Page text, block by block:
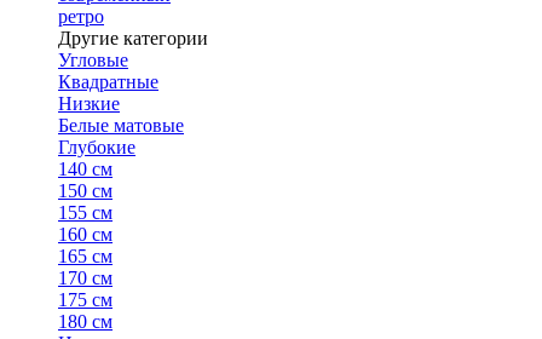
ретро
Другие категории
Угловые
Квадратные
Низкие
Белые матовые
Глубокие
140 см
150 см
155 см
160 см
165 см
170 см
175 см
180 см